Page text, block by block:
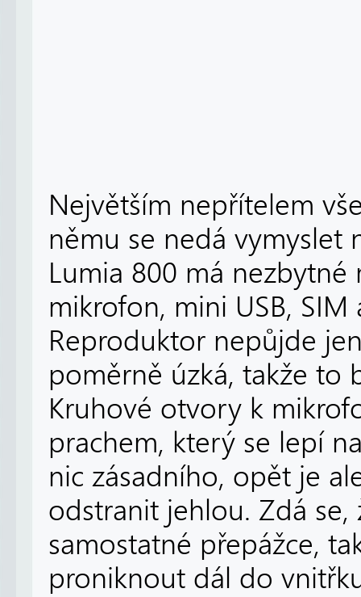
Největším nepřítelem
němu se nedá vymyslet
Lumia 800 má
mikrofon, mini USB, SIM
Reproduktor nepůjde
poměrně úzká, takže to
Kruhové otvory k
prachem, který se lepí
nic zásadního, opět je
odstranit jehlou. Zdá se,
samostatné přepážce,
proniknout dál do